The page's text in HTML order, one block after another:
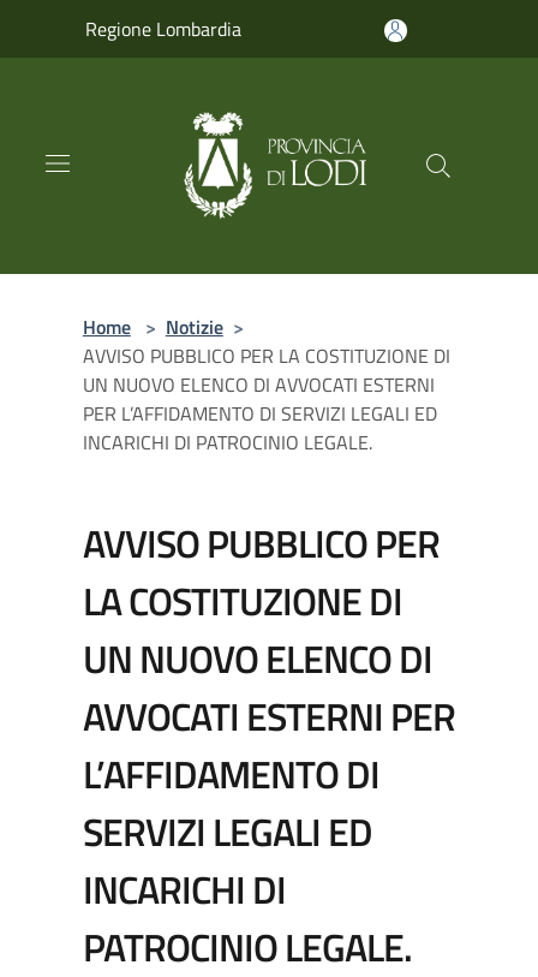
Regione Lombardia
Home > Notizie >
AVVISO PUBBLICO PER LA COSTITUZIONE DI
UN NUOVO ELENCO DI AVVOCATI ESTERNI
PER L’AFFIDAMENTO DI SERVIZI LEGALI ED
INCARICHI DI PATROCINIO LEGALE.
AVVISO PUBBLICO PER
LA COSTITUZIONE DI
UN NUOVO ELENCO DI
AVVOCATI ESTERNI PER
L’AFFIDAMENTO DI
SERVIZI LEGALI ED
INCARICHI DI
PATROCINIO LEGALE.